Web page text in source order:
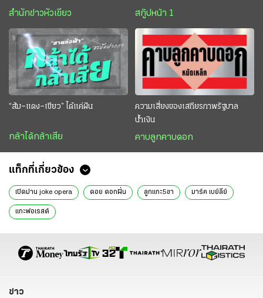
สำนักข่าวหัวเขียว สกู๊ปหน้า 1
“ส้ม–แดง–เขียว” ได้แค่ฝัน
กล้าได้กล้าเสีย
ความเสี่ยงของเสถียรภาพรัฐบาล
น้ำเงิน
คาบลูกคาบดอก
แท็กที่เกี่ยวข้อง
เปิดม่าน joke opera ดอย ดอกฝิ่น ลูกแกะ5ขา มาร์ค เบย์ลีย์
แกะฟอเรสต์
ข่าว